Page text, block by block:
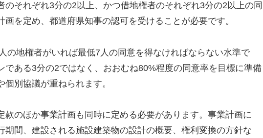
それぞれ3分の2以上、かつ借地権者のそれぞれ3分の2以上の同
を定め、都道府県知事の認可を受けることが必要です。
の地権者がいれば最低7人の同意を得なければならない水準で
である3分の2ではなく、おおむね80%程度の同意率を目標に準備
別協議が重ねられます。
款のほか事業計画も同時に定める必要があります。事業計画に
期間、建設される施設建築物の設計の概要、権利変換の方針な